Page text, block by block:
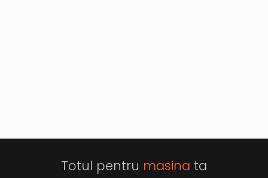
Totul pentru masina ta